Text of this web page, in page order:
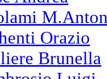
Orazio
Brunella